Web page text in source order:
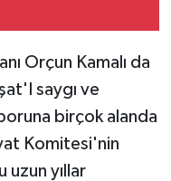
Orçun Kamalı da
saygı ve
birçok alanda
Komitesi'nin
uzun yıllar